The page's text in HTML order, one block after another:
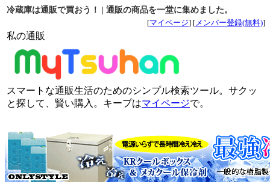
冷蔵庫は通販で買おう！ | 通販の商品を一堂に集めました。
[マイページ] [メンバー登録(無料)]
私の通販
スマートな通販生活のためのシンプル検索ツール。サクッ
と探して、賢い購入。キープはマイページで。